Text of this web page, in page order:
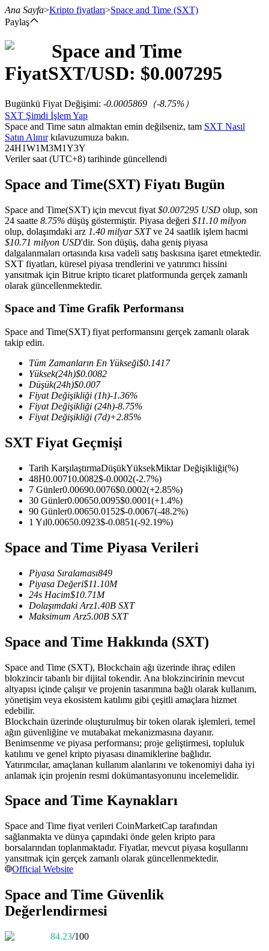
Vadeli İşlemler
USDT Vadeli İşlemleri
Kripto Para Vadeli İşlemleri
TradFi
Hisse senetleri, döviz, değerli metaller ve emtia türevleri
USDC'yi teminat olarak kullanan vadeli işlemler
Kopya Ticaret
En iyi traderlarla güçlerinizi birleştirin
Kâr paylaşımı ve kopya ticaret komisyonlarının tadını çıkarın
Ana Sayfa>Kripto fiyatları>Space and Time (SXT)
Paylaş
Space and Time
FiyatSXT/USD: $0.007295
Bugünkü Fiyat Değişimi: -0.0005869 （-8.75%）
SXT Şimdi İşlem Yap
Space and Time satın almaktan emin değilseniz, tam SXT Nasıl
Satın Alınırkılavuzumuza bakın.
24H1W1M3M1Y3Y
Veriler saat (UTC+8) tarihinde güncellendi
Space and Time(SXT) Fiyatı Bugün
Space and Time(SXT) için mevcut fiyat $0.007295 USD olup, son
24 saatte 8.75% düşüş göstermiştir. Piyasa değeri $11.10 milyon
olup, dolaşımdaki arz 1.40 milyar SXTve 24 saatlik işlem hacmi
$10.71 milyon USD'dir. Son düşüş, daha geniş piyasa
dalgalanmaları ortasında kısa vadeli satış baskısına işaret etmektedir.
SXT fiyatları, küresel piyasa trendlerini ve yatırımcı hissini
yansıtmak için Bitrue kripto ticaret platformunda gerçek zamanlı
olarak güncellenmektedir.
Space and Time Grafik Performansı
Space and Time(SXT) fiyat performansını gerçek zamanlı olarak
takip edin.
Tüm Zamanların En Yükseği$0.1417
Yüksek(24h)$0.0082
Düşük(24h)$0.007
Fiyat Değişikliği (1h)-1.36%
Fiyat Değişikliği (24h)-8.75%
Fiyat Değişikliği (7d)+2.85%
SXT Fiyat Geçmişi
Tarih KarşılaştırmaDüşükYüksekMiktar Değişikliği(%)
48H0.00710.0082$-0.0002(-2.7%)
7 Günler0.00690.0076$0.0002(+2.85%)
30 Günler0.00650.0095$0.0001(+1.4%)
90 Günler0.00650.0152$-0.0067(-48.2%)
1 Yıl0.00650.0923$-0.0851(-92.19%)
Space and Time Piyasa Verileri
Piyasa Sıralaması849
Piyasa Değeri$11.10M
24s Hacim$10.71M
Dolaşımdaki Arz1.40B SXT
Maksimum Arz5.00B SXT
Space and Time Hakkında (SXT)
Space and Time (SXT), Blockchain ağı üzerinde ihraç edilen
blokzincir tabanlı bir dijital tokendir. Ana blokzincirinin mevcut
altyapısı içinde çalışır ve projenin tasarımına bağlı olarak kullanım,
yönetişim veya ekosistem katılımı gibi çeşitli amaçlara hizmet
edebilir.
Blockchain üzerinde oluşturulmuş bir token olarak işlemleri, temel
ağın güvenliğine ve mutabakat mekanizmasına dayanır.
Benimsenme ve piyasa performansı; proje geliştirmesi, topluluk
katılımı ve genel kripto piyasası dinamiklerine bağlıdır.
Yatırımcılar, amaçlanan kullanım alanlarını ve tokenomiyi daha iyi
anlamak için projenin resmi dokümantasyonunu incelemelidir.
Space and Time Kaynakları
Space and Time fiyat verileri CoinMarketCap tarafından
sağlanmakta ve dünya çapındaki önde gelen kripto para
borsalarından toplanmaktadır. Fiyatlar, mevcut piyasa koşullarını
yansıtmak için gerçek zamanlı olarak güncellenmektedir.
Official Website
Space and Time Güvenlik
Değerlendirmesi
84.23/100